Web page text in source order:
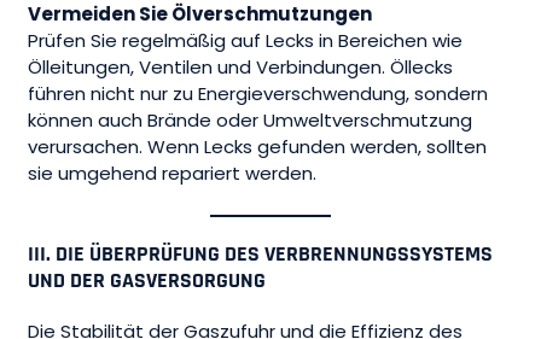
Vermeiden Sie Ölverschmutzungen
Prüfen Sie regelmäßig auf Lecks in Bereichen wie
Ölleitungen, Ventilen und Verbindungen. Öllecks
führen nicht nur zu Energieverschwendung, sondern
können auch Brände oder Umweltverschmutzung
verursachen. Wenn Lecks gefunden werden, sollten
sie umgehend repariert werden.
III. DIE ÜBERPRÜFUNG DES VERBRENNUNGSSYSTEMS
UND DER GASVERSORGUNG
Die Stabilität der Gaszufuhr und die Effizienz des